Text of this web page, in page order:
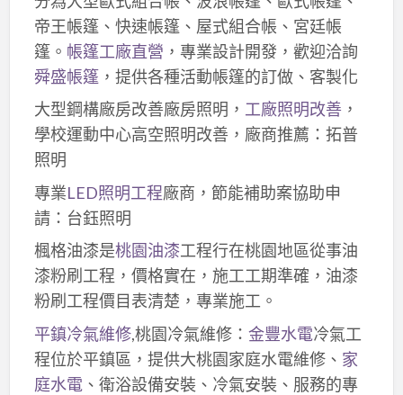
帝王帳篷、快速帳篷、屋式組合帳、宮廷帳
篷。 帳篷工廠直營 ，專業設計開發，歡迎洽詢
舜盛帳篷，提供各種活動帳篷的訂做、客製化
大型鋼構廠房改善廠房照明， 工廠照明改善，
學校運動中心高空照明改善，廠商推薦：拓普
照明
專業LED照明工程廠商，節能補助案協助申
請：台鈺照明
楓格油漆是桃園油漆工程行在桃園地區從事油
漆粉刷工程，價格實在，施工工期準確，油漆
粉刷工程價目表清楚，專業施工。
平鎮冷氣維修,桃園冷氣維修： 金豐水電冷氣工
程位於平鎮區，提供大桃園家庭水電維修、 家
庭水電、衛浴設備安裝、冷氣安裝、服務的專